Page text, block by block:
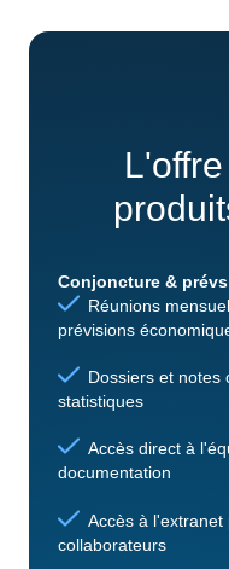
Conjoncture &
Réunions
prévisions
Dossiers et notes
statistiques
Accès direct à
documentation
Accès à
collaborateurs